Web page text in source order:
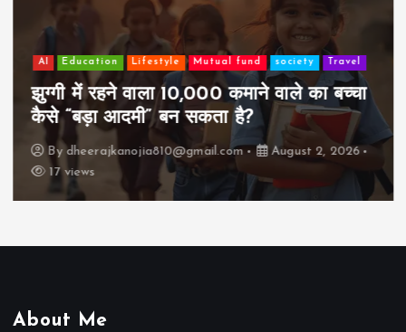
AI Education Lifestyle Mutual fund society Travel
झुग्गी में रहने वाला 10,000 कमाने वाले का बच्चा
कैसे “बड़ा आदमी” बन सकता है?
By dheerajkanojia810@gmail.com
August 2, 2026
17 views
About Me